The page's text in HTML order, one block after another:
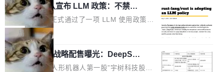
配、功耗与稳定性调优、兼容性测评及统一互联
等内容展开系统讲解和实战交流，帮助企业进一
步了解开源鸿蒙在智能...
Hub 员工 kdaigle 在 HN 讨论中贴出了一组数
据：2025 年全年 10 亿次 commit。现在，每周
2.75 亿次，全年预计 140 亿次。GitHub...
ontinual Harness。在 ARC-AGI 3 基准测试
上，Prime Agent + Opus 5 的组合达到了 95.
5% RHAE Best@1，超过了 ARC 报告的人类专
家基线 95.4%。 不是又一个 coding agent 包装
器 Prime Agent 的架构和市面上大多数 coding
agent 有本质区别。大多数 agent harness 的设
Rust 项目团队宣布 LLM 政策：不禁
止，但你要承认哪些代码不是你写的
Rust 语言项目正式通过了一项 LLM 使用政策，
覆盖 rust-lang/rust 单一仓库的代码贡献。这不
是项目级别的官方立场，目前由五个团队采纳，
但它可能是主流开源项目中关于 AI 辅助贡献最
细致的一份规则。 政策的核心只有一句话：LLM
局
宇树科技 IPO 战略配售曝光：DeepSe
ek 获配 93.3 万股，锁定 36 个月
8月6日晚间，“人形机器人第一股”宇树科技股份